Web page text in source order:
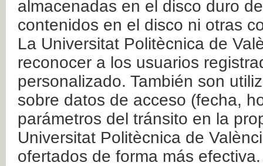
almacenadas en el disco duro
contenidos en el disco ni otras
La Universitat Politècnica de
reconocer a los usuarios
personalizado. También son
sobre datos de acceso (fecha,
parámetros del tránsito en la
Universitat Politècnica de
ofertados de forma más efectiva.